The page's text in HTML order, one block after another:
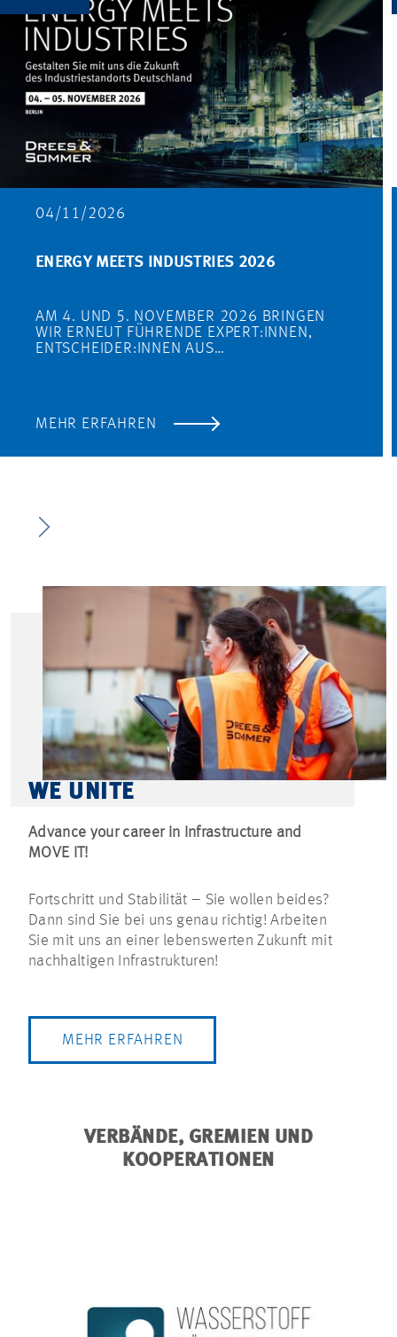
04/11/2026
ENERGY MEETS INDUSTRIES 2026
AM 4. UND 5. NOVEMBER 2026 BRINGEN
WIR ERNEUT FÜHRENDE EXPERT:INNEN,
ENTSCHEIDER:INNEN AUS…
MEHR ERFAHREN
WE UNITE
Advance your career in Infrastructure and
MOVE IT!
Fortschritt und Stabilität – Sie wollen beides?
Dann sind Sie bei uns genau richtig! Arbeiten
Sie mit uns an einer lebenswerten Zukunft mit
nachhaltigen Infrastrukturen!
MEHR ERFAHREN
VERBÄNDE, GREMIEN UND
KOOPERATIONEN